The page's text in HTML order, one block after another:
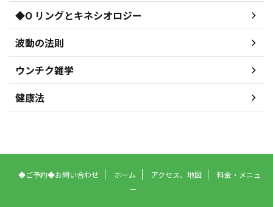
◆O リングとキネシオロジー
波動の法則
ウンチク雑学
健康法
◆ご予約◆お問い合わせ ホーム アクセス、地図
料金・メニュ
ー